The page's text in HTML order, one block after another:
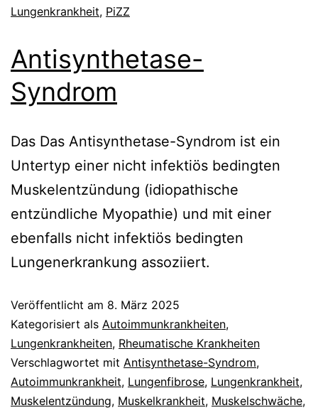
Lungenkrankheit, PiZZ
Antisynthetase-
Syndrom
Das Das Antisynthetase-Syndrom ist ein
Untertyp einer nicht infektiös bedingten
Muskelentzündung (idiopathische
entzündliche Myopathie) und mit einer
ebenfalls nicht infektiös bedingten
Lungenerkrankung assoziiert.
Veröffentlicht am 8. März 2025
Kategorisiert als Autoimmunkrankheiten,
Lungenkrankheiten, Rheumatische Krankheiten
Verschlagwortet mit Antisynthetase-Syndrom,
Autoimmunkrankheit, Lungenfibrose, Lungenkrankheit,
Muskelentzündung, Muskelkrankheit, Muskelschwäche,